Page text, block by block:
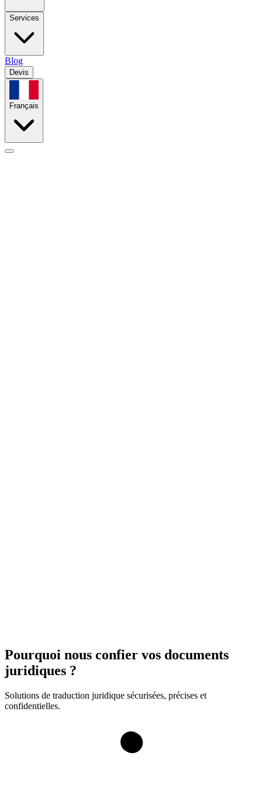
Services
Blog
Devis
Français
Pourquoi nous confier vos documents
juridiques ?
Solutions de traduction juridique sécurisées, précises et
confidentielles.